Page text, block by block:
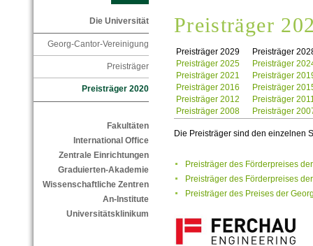
Die Universität
Georg-Cantor-Vereinigung
Preisträger
Preisträger 2020
Fakultäten
International Office
Zentrale Einrichtungen
Graduierten-Akademie
Wissenschaftliche Zentren
An-Institute
Universitätsklinikum
Preisträger
Preisträger 2029
Preisträger
Preisträger 2025
Preisträger
Preisträger 2021
Preisträger
Preisträger 2016
Preisträger
Preisträger 2012
Preisträger
Preisträger 2008
Preisträger
Die Preisträger sind den einzelnen
Preisträger des Förderpreises
Preisträger des Förderpreises
Preisträger des Preises der